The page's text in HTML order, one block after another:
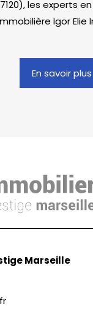
les experts en
Igor Elie
En savoir plus
Marseille